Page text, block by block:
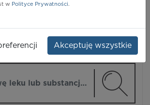
w Polityce Prywatności.
Akceptuję wszystkie